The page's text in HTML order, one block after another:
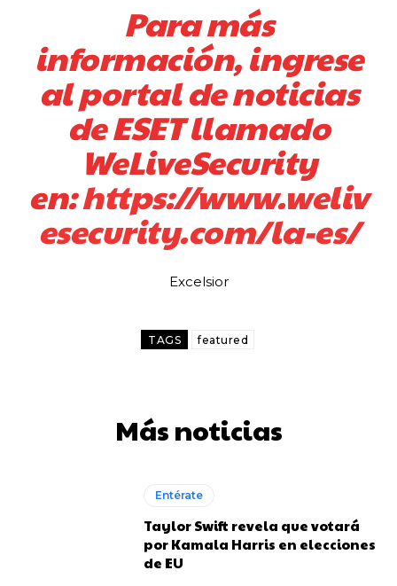
Para más
información, ingrese
al portal de noticias
de ESET llamado
WeLiveSecurity
en:https://www.weliv
esecurity.com/la-es/
Excelsior
TAGS featured
Más noticias
Entérate
Taylor Swift revela que votará
por Kamala Harris en elecciones
de EU